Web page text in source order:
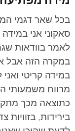
בכל שאר דגמי
לאמר בוודאות
במקרה הזה אבל
במידה קריטי
מרווח משמעותי
כתוצאה מכך
בירידות, בזוויות